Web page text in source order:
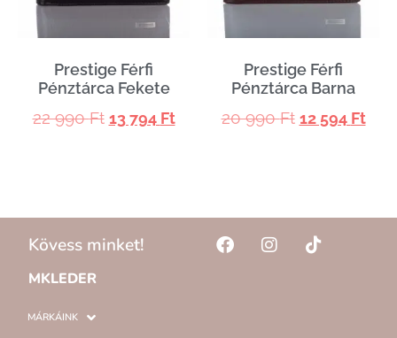
Prestige Férfi
Pénztárca Fekete
22 990Ft 13 794 Ft
Prestige Férfi
Pénztárca Barna
20 990Ft 12 594 Ft
Kövess minket!
MKLEDER
MÁRKÁINK